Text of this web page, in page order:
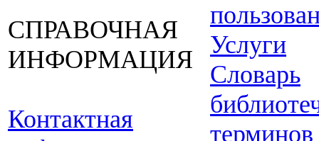
СПРАВОЧНАЯ
ИНФОРМАЦИЯ
Контактная
Услуги
Словарь
терминов